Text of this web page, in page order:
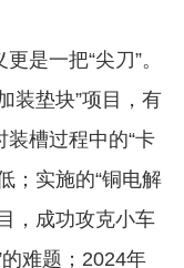
是一把“尖刀”。
装垫块”项目，有
槽过程中的“卡
；实施的“铜电解
，成功攻克小车
难题；2024年